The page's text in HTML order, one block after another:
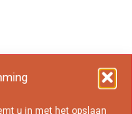
u in met het opslaan